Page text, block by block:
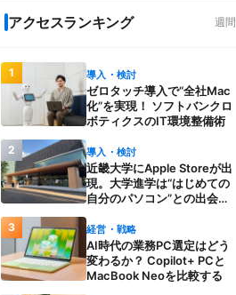
アクセスランキング 週間
1 導入・検討
ゼロタッチ導入で“全社Mac
化”を実現！ ソフトバンクロ
ボティクスのIT環境整備術
2 導入・検討
近畿大学にApple Storeが出
現。大学進学は“はじめての
自分のパソコン”との出会
楽しさを、夏のオープンキャ
ンパスでアピール
3 経営・戦略
AI時代の業務PC選定はどう
変わるか？ Copilot+ PCと
MacBook Neoを比較する